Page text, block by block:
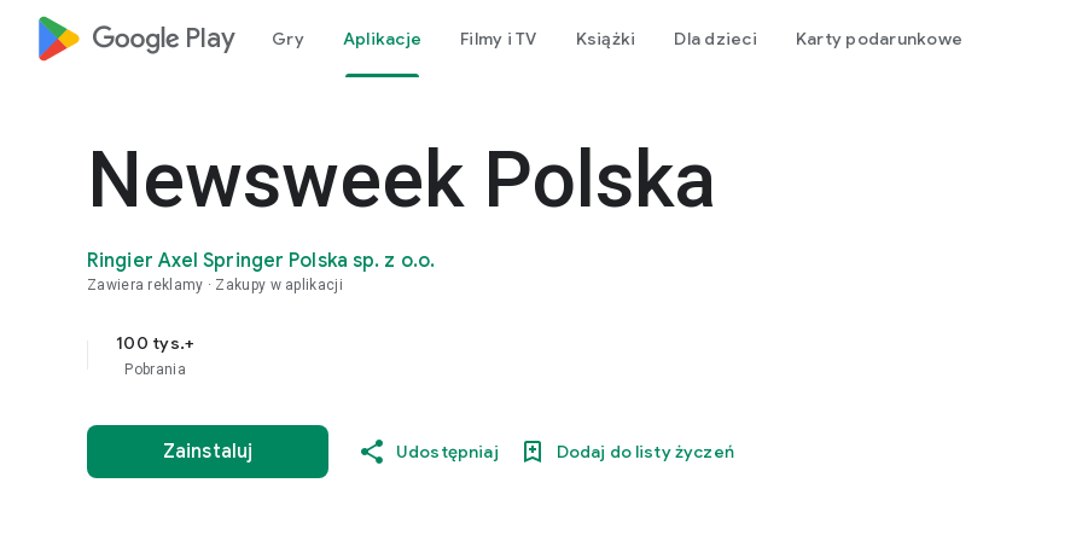
google_logo Play Gry Aplikacje Filmy i TV Książki Dla dzieci Karty podarunkowe
Newsweek Polska
Ringier Axel Springer Polska sp. z o.o.
Zawiera reklamy Zakupy w aplikacji
100 tys.+
Pobrania
Zainstaluj Udostępniaj Dodaj do listy życzeń